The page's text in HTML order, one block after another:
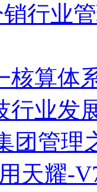
行业
核算体
行业发
团管理
天耀-